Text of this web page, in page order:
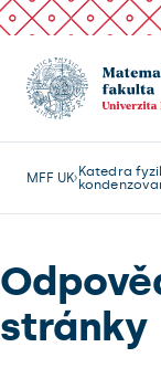
MFF UK Katedra
stránky